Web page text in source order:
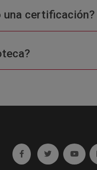
una certificación?
Ir a facebook (abre en
Ir a twitterIr a